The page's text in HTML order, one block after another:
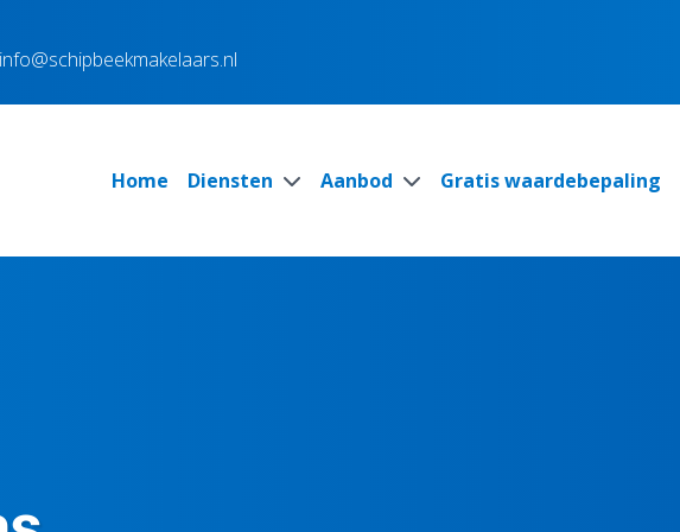
info@schipbeekmakelaars.nl
Home Diensten Aanbod Gratis waardebepaling